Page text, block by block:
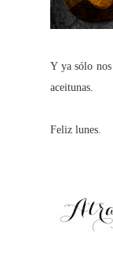
Y ya sólo
aceitunas.
Feliz lunes.